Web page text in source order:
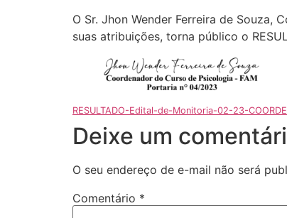
O Sr. Jhon Wender Ferreira de Souza,
suas atribuições, torna público o
RESULTADO-Edital-de-Monitoria-02-23-
Deixe um
O seu endereço de e-mail não será
Comentário *